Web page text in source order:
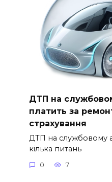
ДТП на
платить за
страхування
ДТП на службовому
кілька питань
0 7